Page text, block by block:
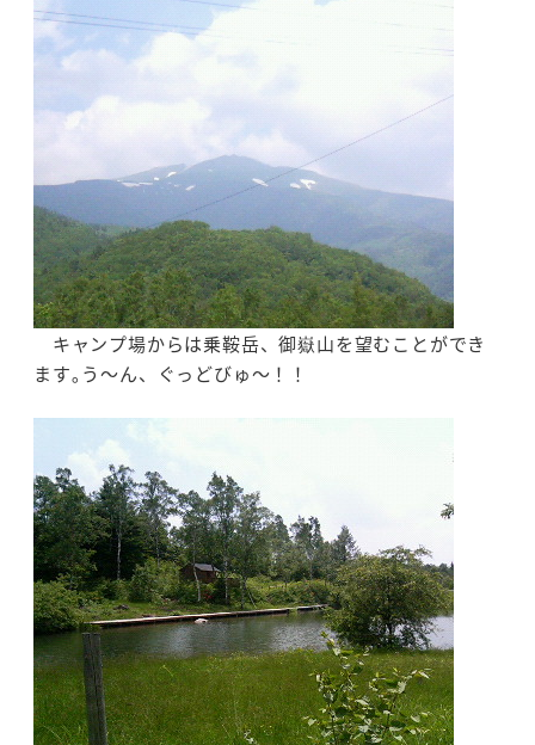
キャンプ場からは乗鞍岳、御嶽山を望むことができ
ます｡う～ん、ぐっどびゅ～！！